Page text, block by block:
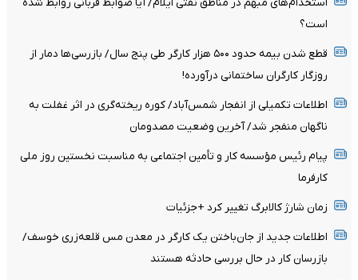
است؟
قطع شدن بیمه حدود ۵۰۰ هزار کارگر طی پنج سال/ بازرسی‌ها دمار از
روزگار کارگران ساختمانی درآورده!
اطلاعات تکمیلی از انفجار شمس‌آباد/ کوره ریخته‌گری در اثر غفلت به
ناگهان منفجر شد/ آخرین وضعیت مصدومان
پیام رئیس مؤسسه کار و تأمین اجتماعی به مناسبت نخستین روز ملی
کارفرما
زمان شارژ کالابرگ تغییر کرد +جزئیات
اطلاعات جدید از جان‌باختن یک کارگر در معدن مس قلعه‌زری خوسف/
بازرسان کار در حال بررسی حادثه هستند